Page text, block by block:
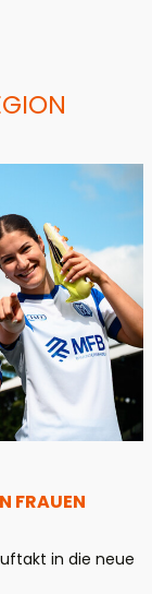
FRAUEN
in die neue